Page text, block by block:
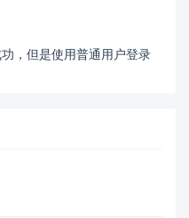
，但是使用普通用户登录